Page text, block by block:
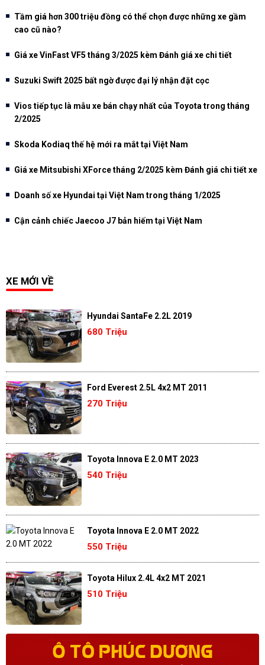
Tầm giá hơn 300 triệu đồng có thể chọn được những xe gầm
cao cũ nào?
Giá xe VinFast VF5 tháng 3/2025 kèm Đánh giá xe chi tiết
Suzuki Swift 2025 bất ngờ được đại lý nhận đặt cọc
Vios tiếp tục là mẫu xe bán chạy nhất của Toyota trong tháng
2/2025
Skoda Kodiaq thế hệ mới ra mắt tại Việt Nam
Giá xe Mitsubishi XForce tháng 2/2025 kèm Đánh giá chi tiết xe
Doanh số xe Hyundai tại Việt Nam trong tháng 1/2025
Cận cảnh chiếc Jaecoo J7 bản hiếm tại Việt Nam
XE MỚI VỀ
Hyundai SantaFe 2.2L 2019
680 Triệu
Ford Everest 2.5L 4x2 MT 2011
270 Triệu
Toyota Innova E 2.0 MT 2023
540 Triệu
Toyota Innova E 2.0 MT 2022
550 Triệu
Toyota Hilux 2.4L 4x2 MT 2021
510 Triệu